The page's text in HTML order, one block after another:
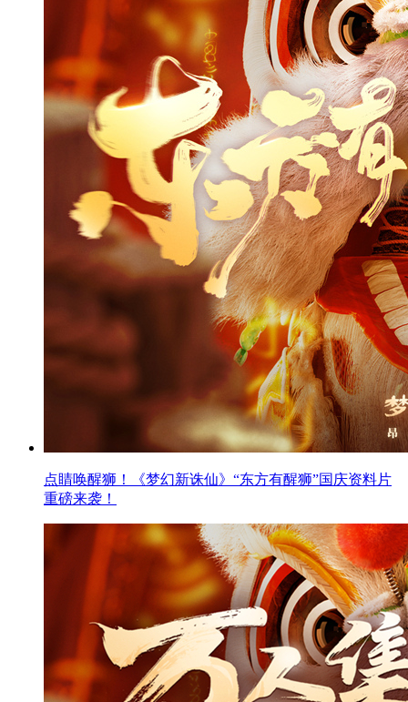
点睛唤醒狮！《梦幻新诛仙》“东方有醒狮”国庆资料片
重磅来袭！